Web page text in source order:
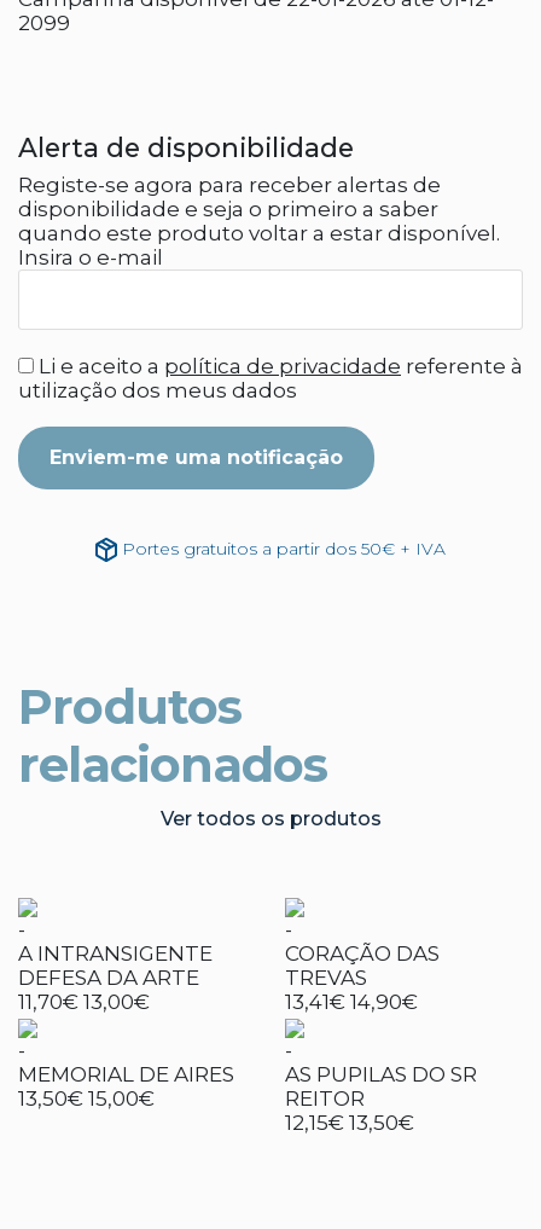
2099
Alerta de disponibilidade
Registe-se agora para receber alertas de
disponibilidade e seja o primeiro a saber
quando este produto voltar a estar disponível.
Insira o e-mail
Li e aceito a política de privacidade referente à
utilização dos meus dados
Enviem-me uma notificação
Portes gratuitos a partir dos 50€ + IVA
Produtos
relacionados
Ver todos os produtos
-
A INTRANSIGENTE
DEFESA DA ARTE
11,70€ 13,00€
-
CORAÇÃO DAS
TREVAS
13,41€ 14,90€
-
MEMORIAL DE AIRES
13,50€ 15,00€
-
AS PUPILAS DO SR
REITOR
12,15€ 13,50€